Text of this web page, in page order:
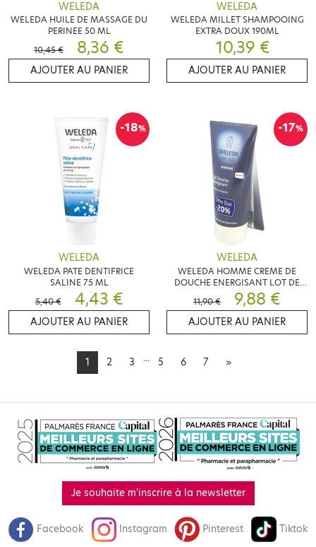
WELEDA
WELEDA HUILE DE MASSAGE DU
PERINEE 50 ML
10,45 €
8,36 €
AJOUTER AU PANIER
WELEDA
WELEDA MILLET SHAMPOOING
EXTRA DOUX 190ML
10,39 €
AJOUTER AU PANIER
-18%
WELEDA
WELEDA PATE DENTIFRICE
SALINE 75 ML
5,40 €
4,43 €
AJOUTER AU PANIER
-17%
WELEDA
WELEDA HOMME CREME DE
DOUCHE ENERGISANT LOT DE
2X200ML
11,90 € 9,88 €
AJOUTER AU PANIER
1 2 3 ... 5 6 7 »
Je souhaite m'inscrire à la newsletter
Facebook Instagram Pinterest Tiktok